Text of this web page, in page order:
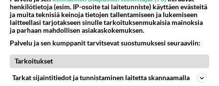
http://www.varkauseagles.com...
15.04.2007 17:13
SUOMI-SARJA Ei vastauksia
Miksi väkiavalta ja ilkeys
henkilötietoja (esim. IP-osoite tai laitetunniste) käyttäen evästeitä
ja muita teknisiä keinoja tietojen tallentamiseen ja lukemiseen
laitteellasi tarjotakseen sinulle tarkoituksenmukaisia mainoksia
ja parhaan mahdollisen asiakaskokemuksen.
Palvelu ja sen kumppanit tarvitsevat suostumuksesi seuraaviin:
Tarkoitukset
Tarkat sijaintitiedot ja tunnistaminen laitetta skannaamalla